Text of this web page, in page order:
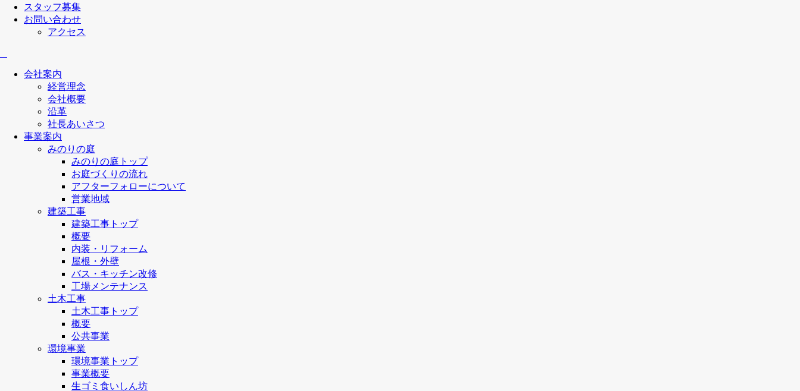
スタッフ募集
お問い合わせ
アクセス
会社案内
経営理念
会社概要
沿革
社長あいさつ
事業案内
みのりの庭
みのりの庭トップ
お庭づくりの流れ
アフターフォローについて
営業地域
建築工事
建築工事トップ
概要
内装・リフォーム
屋根・外壁
バス・キッチン改修
工場メンテナンス
土木工事
土木工事トップ
概要
公共事業
環境事業
環境事業トップ
事業概要
生ゴミ食いしん坊